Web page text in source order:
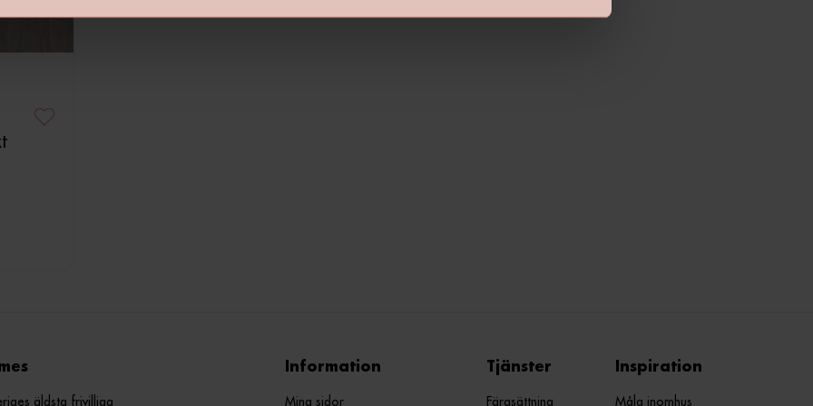
äldsta frivilliga
Information
Mina sidor
Tjänster
Färgsättning
Inspiration
Måla inomhus